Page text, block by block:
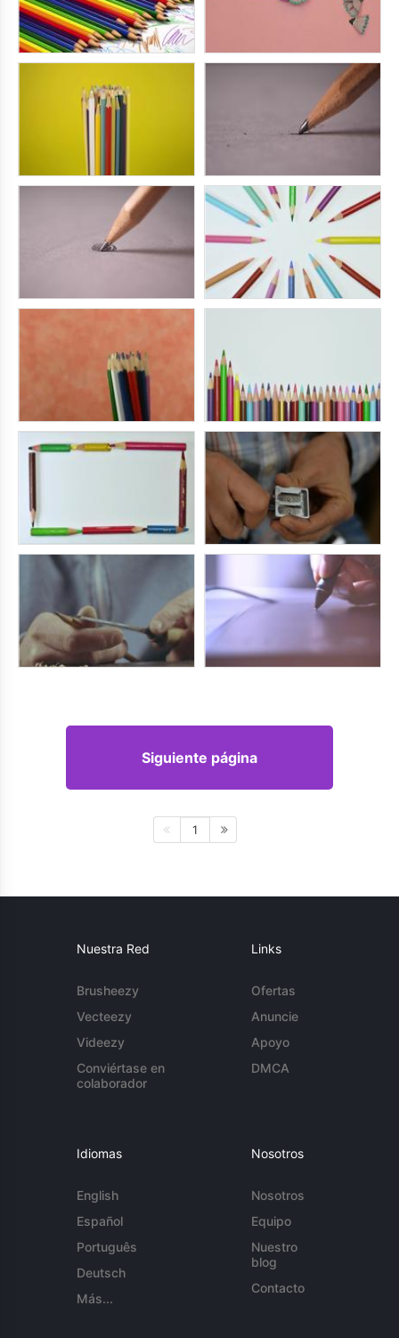
Siguiente página
1
Nuestra Red
Brusheezy
Vecteezy
Videezy
Conviértase en
colaborador
Links
Ofertas
Anuncie
Apoyo
DMCA
Idiomas
English
Español
Português
Deutsch
Más...
Nosotros
Nosotros
Equipo
Nuestro
blog
Contacto